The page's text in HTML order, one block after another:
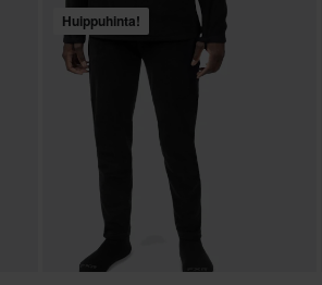
Huippuhinta!